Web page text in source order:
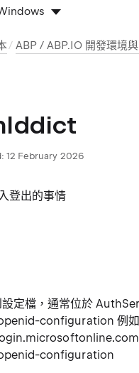
ABP / ABP.IO 開發環境
12 February 2026
登出的事情
設定檔，通常位於
configuration 例如
configuration